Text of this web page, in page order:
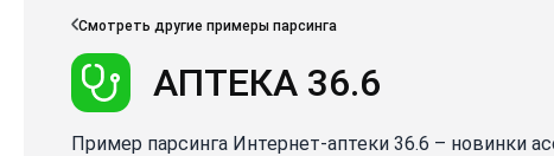
Смотреть другие примеры парсинга
АПТЕКА 36.6
Пример парсинга Интернет-аптеки 36.6 – новинки